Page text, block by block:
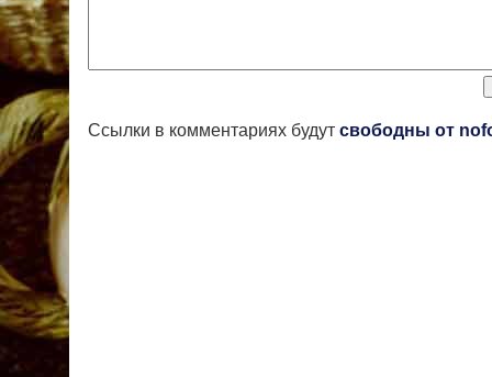
Ссылки в комментариях будут свободны от